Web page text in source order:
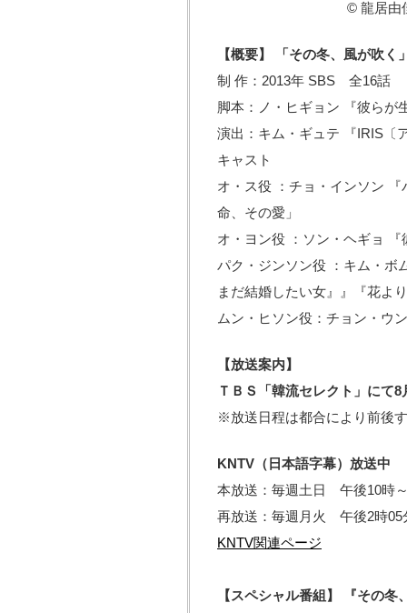
© 龍居由
【概要】 「その冬、風が吹く
制 作：2013年 SBS 全16話
脚本：ノ・ヒギョン 『彼らが
演出：キム・ギュテ 『IRIS〔
キャスト
オ・ス役 ：チョ・インソン
命、その愛」
オ・ヨン役 ：ソン・ヘギョ
パク・ジンソン役 ：キム・ボ
まだ結婚したい女』』『花よ
ムン・ヒソン役：チョン・ウ
【放送案内】
ＴＢＳ「韓流セレクト」にて
※放送日程は都合により前後
KNTV（日本語字幕）放送中
本放送：毎週土日 午後10時
再放送：毎週月火 午後2時05
KNTV関連ページ
【スペシャル番組】
『その